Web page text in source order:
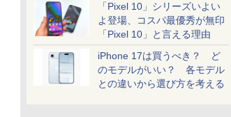
「Pixel 10」シリーズいよい
よ登場、コスパ最優秀が無印
「Pixel 10」と言える理由
iPhone 17は買うべき？ ど
のモデルがいい？ 各モデル
との違いから選び方を考える